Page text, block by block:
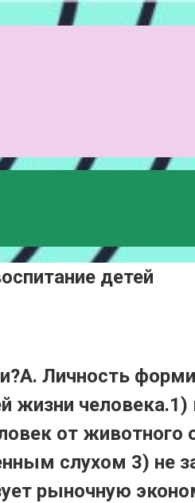
детей
Личность
человека.1)
от животного
слухом 3) не
рыночную